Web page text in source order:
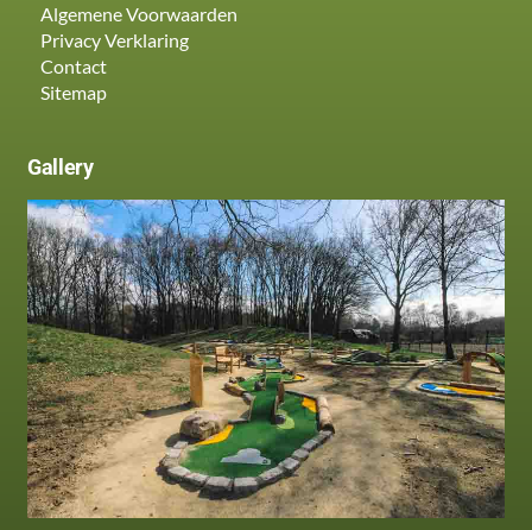
Algemene Voorwaarden
Privacy Verklaring
Contact
Sitemap
Gallery